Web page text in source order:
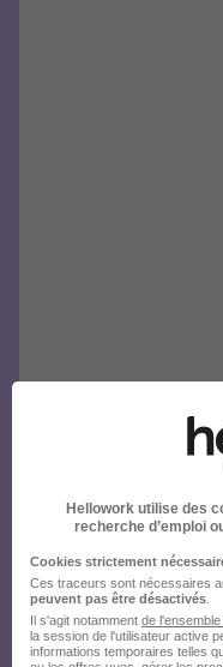
Hellowork utilise des
recherche d’emploi
Cookies strictement
Ces traceurs sont nécessaires
peuvent pas être désactivés
Il s'agit notamment de
la session de l'utilisateur active
informations temporaires telles